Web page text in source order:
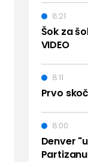
Šok za
VIDEO
8:21
Prvo
8:11
Denver
8:00